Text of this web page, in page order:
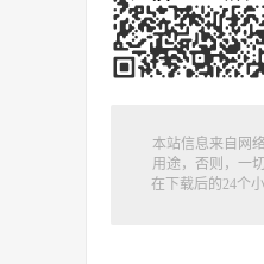
本站信息来自网
用途，否则，一
在下载后的24个